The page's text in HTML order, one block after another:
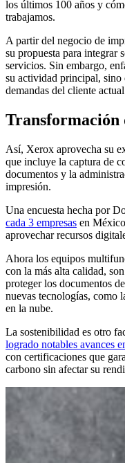
los últimos 100 años y
trabajamos.
A partir del negocio de
su propuesta para integrar
servicios. Sin embargo,
su actividad principal, sino
demandas del cliente
Transformación
Así, Xerox aprovecha su
que incluye la captura de
documentos y la
impresión.
Una encuesta hecha por
cada 3 empresas en
aprovechar recursos
Ahora los equipos
con la más alta calidad,
proteger los documentos
nuevas tecnologías, como
en la nube.
La sostenibilidad es otro
logrado notables avances
con certificaciones que
carbono sin afectar su